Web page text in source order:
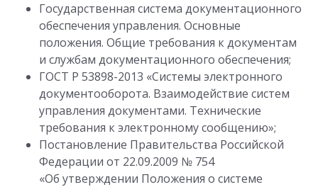
Государственная система документационного
обеспечения управления. Основные
положения. Общие требования к документам
и службам документационного обеспечения;
ГОСТ Р 53898-2013 «Системы электронного
документооборота. Взаимодействие систем
управления документами. Технические
требования к электронному сообщению»;
Постановление Правительства Российской
Федерации от 22.09.2009 № 754
«Об утверждении Положения о системе